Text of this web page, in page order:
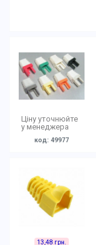
Ціну уточнюйте
у менеджера
код: 49977
13,48 грн.